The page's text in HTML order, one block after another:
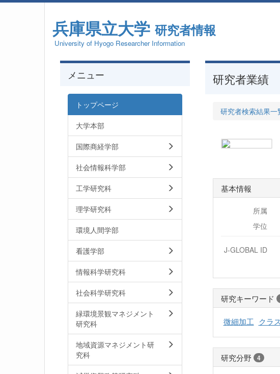
兵庫県立大学 研究者情報
University of Hyogo Researcher Information
研究者業績
研究者検索結果一
基本情報
所属
学位
J-GLOBAL ID
研究キーワード
微細加工 クラ
研究分野 4
メニュー
トップページ
大学本部
国際商経学部
社会情報科学部
工学研究科
理学研究科
環境人間学部
看護学部
情報科学研究科
社会科学研究科
緑環境景観マネジメント
研究科
地域資源マネジメント研
究科